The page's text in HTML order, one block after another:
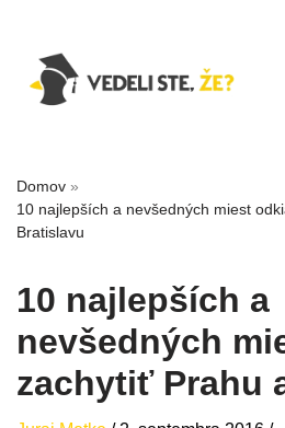
Domov »
10 najlepších a nevšedných miest
Bratislavu
10 najlepších a
nevšedných
zachytiť Prahu